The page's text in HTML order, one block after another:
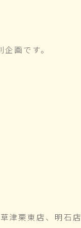
画です。
津栗東店、明石店